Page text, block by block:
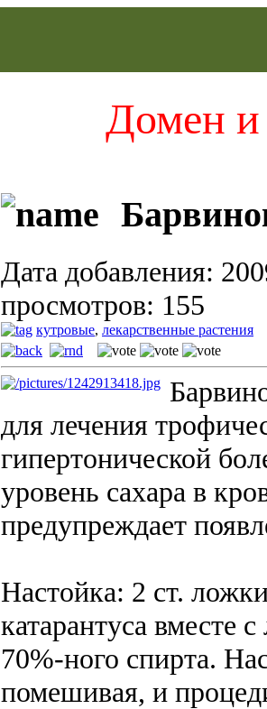
Домен и
Дата добавления:
просмотров: 155
кутровые, лекарственные растения
для лечения
гипертонической
уровень сахара в
предупреждает
Настойка: 2 ст.
катарантуса вместе
70%-ного спирта.
помешивая, и